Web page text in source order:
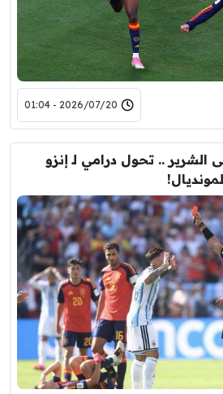
2026/07/20 - 01:04
الشرير .. تحول درامي لـ إنزو